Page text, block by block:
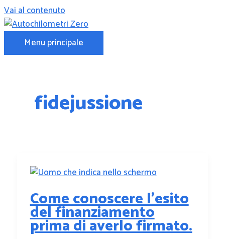
Vai al contenuto
Menu principale
fidejussione
Come conoscere l’esito
del finanziamento
prima di averlo firmato.